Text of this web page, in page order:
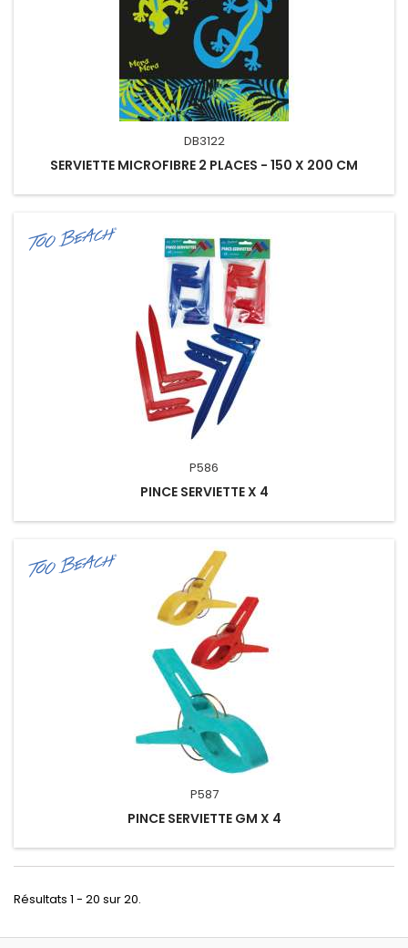
DB3122
SERVIETTE MICROFIBRE 2 PLACES - 150 X 200 CM
P586
PINCE SERVIETTE X 4
P587
PINCE SERVIETTE GM X 4
Résultats 1 - 20 sur 20.